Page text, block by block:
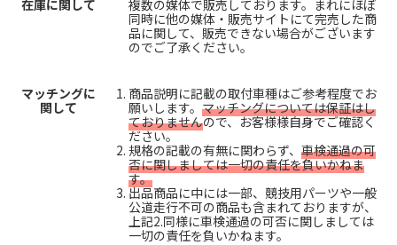
在庫に関して
複数の媒体で販売しております。まれにほぼ
同時に他の媒体・販売サイトにて完売した商
品に関して、販売できない場合がございます
のでご了承ください。
マッチングに
関して
商品説明に記載の取付車種はご参考程度でお
願いします。 マッチングについては保証はし
ておりませんので、お客様様自身でご確認く
ださい。
規格の記載の有無に関わらず、 車検通過の可
否に関しましては一切の責任を負いかねま
す。
出品商品に中には一部、競技用パーツや一般
公道走行不可の商品も含まれておりますが、
上記2.同様に車検通過の可否に関しましては
一切の責任を負いかねます。